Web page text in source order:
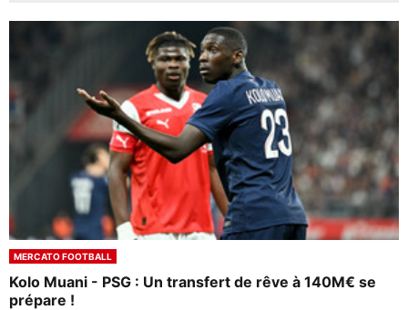
MERCATO FOOTBALL
Kolo Muani - PSG : Un transfert de rêve à 140M€ se
prépare !